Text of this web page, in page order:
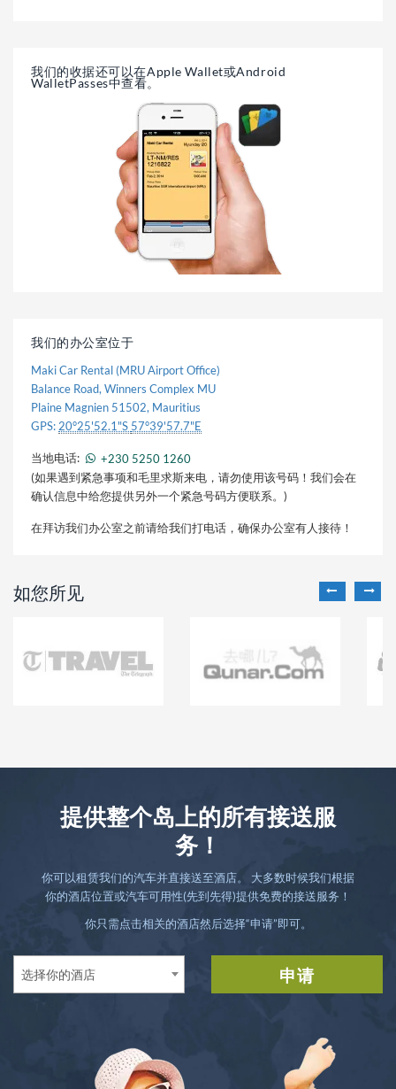
我们的收据还可以在Apple Wallet或Android
WalletPasses中查看。
我们的办公室位于
Maki Car Rental (MRU Airport Office)
Balance Road, Winners Complex MU
Plaine Magnien 51502, Mauritius
GPS: 20°25'52.1"S 57°39'57.7"E
当地电话: +230 5250 1260
(如果遇到紧急事项和毛里求斯来电，请勿使用该号码！我们会在
确认信息中给您提供另外一个紧急号码方便联系。)
在拜访我们办公室之前请给我们打电话，确保办公室有人接待！
如您所见
提供整个岛上的所有接送服
务！
你可以租赁我们的汽车并直接送至酒店。 大多数时候我们根据
你的酒店位置或汽车可用性(先到先得)提供免费的接送服务！
你只需点击相关的酒店然后选择“申请”即可。
选择你的酒店 申请